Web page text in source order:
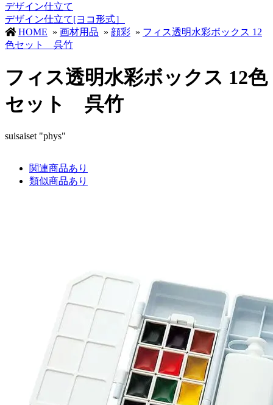
デザイン仕立て
デザイン仕立て[ヨコ形式］
HOME » 画材用品 » 顔彩 » フィス透明水彩ボックス 12
色セット 呉竹
フィス透明水彩ボックス 12色
セット 呉竹
suisaiset "phys"
関連商品あり
類似商品あり